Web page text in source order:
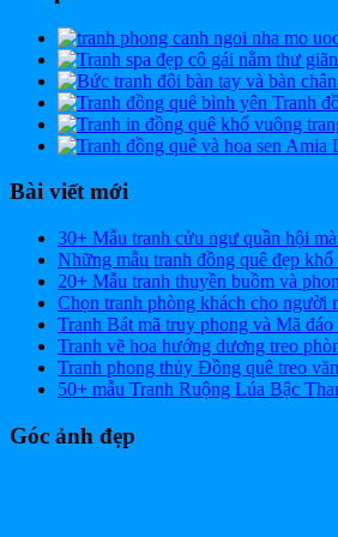
Tranh
Bài viết mới
30+ Mẫu tranh cửu ngư quần hội
Những mẫu tranh đồng quê đẹp khổ
20+ Mẫu tranh thuyền buồm và
Chọn tranh phòng khách cho người
Tranh Bát mã truy phong và Mã
Tranh vẽ hoa hướng dương treo
Tranh phong thủy Đồng quê treo
50+ mẫu Tranh Ruộng Lúa Bậc
Góc ảnh đẹp